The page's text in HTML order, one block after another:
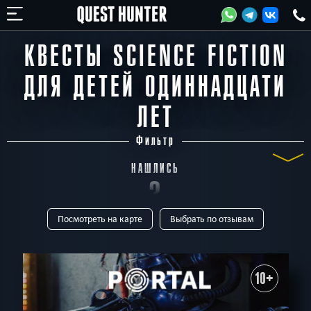
КВЕСТЫ SCIENCE FICTION
ДЛЯ ДЕТЕЙ ОДИННАДЦАТИ
ЛЕТ
Фильтр
НАШЛИСЬ
3
КВЕСТА
Все Виртуальные Квест-комнаты Horror
Для детей
Живые Онлайн-квесты
В КОМАНДЕ
Все до 2 до 3 до 4 до 5 до 6 до 7
до 9
Посмотреть на карте Выбрать по отзывам
10+